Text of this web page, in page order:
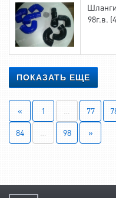
Шланги
98г.в.
ПОКАЗАТЬ ЕЩЕ
« 1 77
84 98 »